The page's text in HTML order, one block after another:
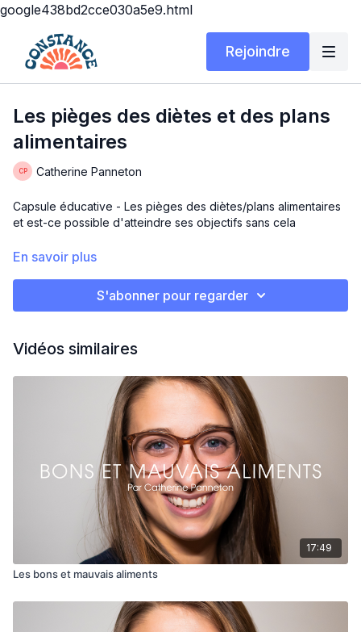
google438bd2cce030a5e9.html
Rejoindre
Les pièges des diètes et des plans
alimentaires
Catherine Panneton
Capsule éducative - Les pièges des diètes/plans alimentaires
et est-ce possible d'atteindre ses objectifs sans cela
Aujourd'hui, j'adresse cette thématique qui est plus présente
Bon visionnement
En savoir plus
S'abonner pour regarder
Vidéos similaires
17:49
Les bons et mauvais aliments